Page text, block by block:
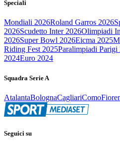
Speciali
Mondiali 2026Roland Garros 2026
2026Scudetto Inter 2026Olimpiadi
2026Super Bowl 2026Eicma 2025
Riding Fest 2025Paralimpiadi Parigi
2024Euro 2024
Squadra Serie A
AtalantaBolognaCagliariComo
Seguici su